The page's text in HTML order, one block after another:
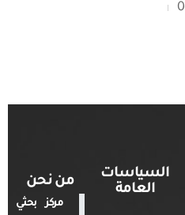
السياسات
العامة
من نحن
مركز بحثي